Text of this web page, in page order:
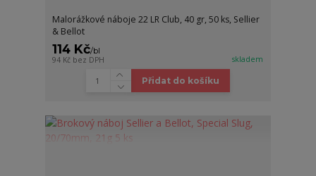
Malorážkové náboje 22 LR Club, 40 gr, 50 ks, Sellier
& Bellot
114 Kč/bl
94 Kč bez DPH skladem
Přidat do košíku